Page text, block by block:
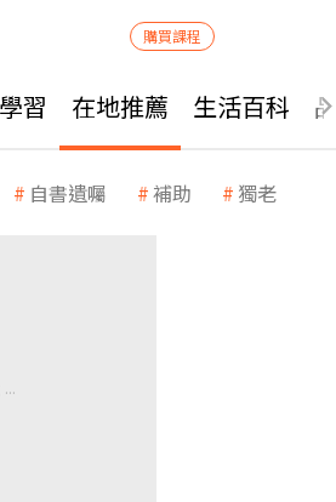
購買課程
習 在地推薦 生活百科
自書遺囑 補助 獨老